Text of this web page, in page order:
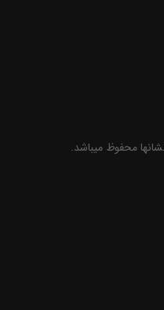
محفوظ میباشد.